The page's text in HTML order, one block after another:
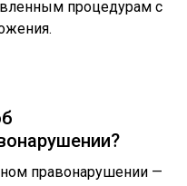
процедурам с
правонарушении —